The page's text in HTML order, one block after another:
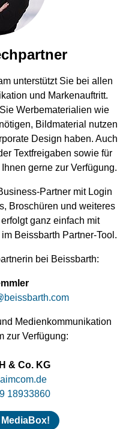
unterstützt Sie bei allen
und Markenauftritt.
Werbematerialien wie
Bildmaterial nutzen
Design haben. Auch
Textfreigaben sowie für
gerne zur Verfügung.
Partner mit Login
Broschüren und weiteres
ganz einfach mit
Beissbarth Partner-Tool.
bei Beissbarth:
beissbarth.com
Medienkommunikation
zur Verfügung:
& Co. KG
aimcom.de
18933860